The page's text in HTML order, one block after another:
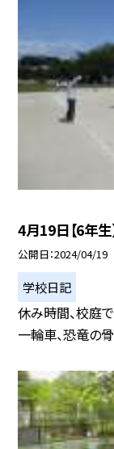
4月19日【6年
公開日 2024/04/19
学校日記
休み時間、校庭
一輪車、恐竜の